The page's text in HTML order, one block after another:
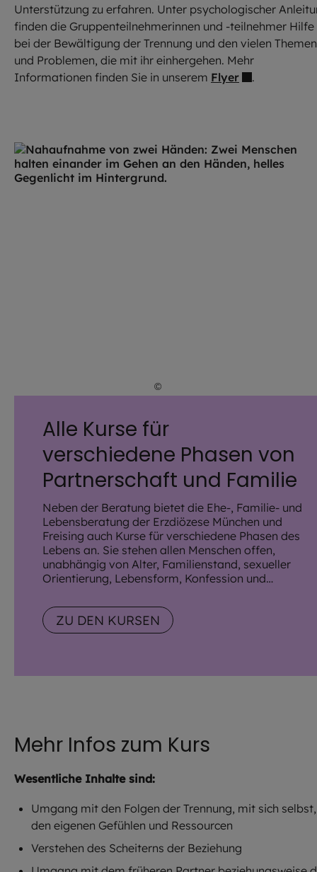
Unterstützung zu erfahren. Unter psychologischer
finden die Gruppenteilnehmerinnen und -teilnehmer Hilfe
bei der Bewältigung der Trennung und den vielen Themen
und Problemen, die mit ihr einhergehen. Mehr
Informationen finden Sie in unserem Flyer .
©
Alle Kurse für
verschiedene Phasen von
Partnerschaft und Familie
Neben der Beratung bietet die Ehe-, Familie- und
Lebensberatung der Erzdiözese München und
Freising auch Kurse für verschiedene Phasen des
Lebens an. Sie stehen allen Menschen offen,
unabhängig von Alter, Familienstand, sexueller
Orientierung, Lebensform, Konfession und
ZU DEN KURSEN
Mehr Infos zum Kurs
Wesentliche Inhalte sind:
Umgang mit den Folgen der Trennung, mit sich selbst,
den eigenen Gefühlen und Ressourcen
Verstehen des Scheiterns der Beziehung